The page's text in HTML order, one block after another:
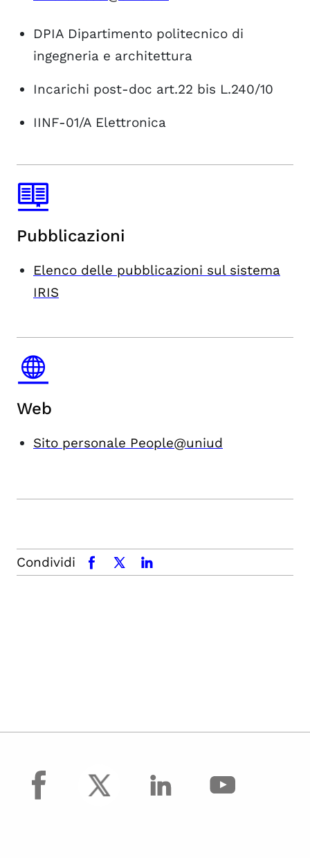
DPIA Dipartimento politecnico di
ingegneria e architettura
Incarichi post-doc art.22 bis L.240/10
IINF-01/A Elettronica
Pubblicazioni
Elenco delle pubblicazioni sul sistema
IRIS
Web
Sito personale People@uniud
Condividi facebookx.comlinkedin
facebook